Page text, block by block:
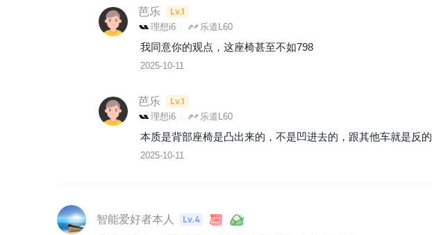
芭乐 Lv.1
理想i6 乐道L60
我同意你的观点，这座椅甚至不如798
2025-10-11
芭乐 Lv.1
理想i6 乐道L60
本质是背部座椅是凸出来的，不是凹进去的，跟其他车就是反的
2025-10-11
智能爱好者本人
Lv.4